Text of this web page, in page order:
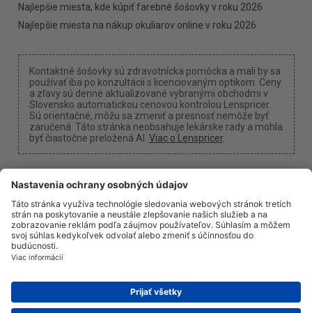
Najlepšie miesta, kde kúpiť farebné šošovky v roku 2026
Najlepšie miesta na nákup okuliarov online v roku 2026
Kontaktné šošovky sú zdravotnícka pomôcka a mali by sa
používať iba po konzultácii s licenciovaným optikom. Ceny
a zľavy sú denné aktualizované vybranými obchodmi v
Slovensko automatickou cenovou kontrolou Lenspricer.
Sú orientačné, môžu sa zmeniť a presnosť nemôže byť
zaručená. Táto stránka neobsahuje lekárske rady a mohla
byť čiastočne preložená AI. Viac o Lenspricer.
Nastavenia cookies
Môžeme získať províziu, ak použijete jeden z našich
O násNovinkyInformácieOchrana súkromia
Právne informácieinfo@lenspricer.sk